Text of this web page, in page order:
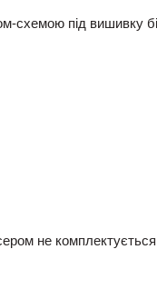
схемою під вишивку
не